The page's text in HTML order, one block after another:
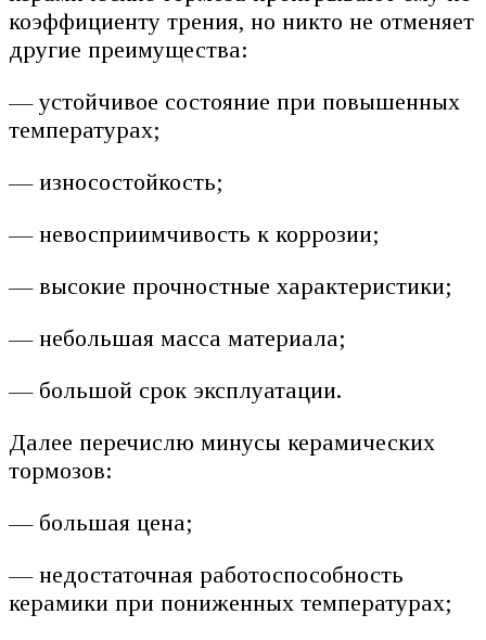
коэффициенту трения, но никто не отменяет
другие преимущества:
— устойчивое состояние при повышенных
температурах;
— износостойкость;
— невосприимчивость к коррозии;
— высокие прочностные характеристики;
— небольшая масса материала;
— большой срок эксплуатации.
Далее перечислю минусы керамических
тормозов:
— большая цена;
— недостаточная работоспособность
керамики при пониженных температурах;